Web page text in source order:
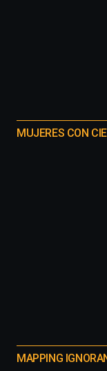
MUJERES CON
MAPPING